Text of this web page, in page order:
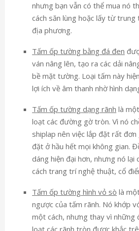
nhưng bạn vẫn có thể mua nó
cách săn lùng hoặc lấy từ
địa phương.
Tấm ốp tường bằng đá đen
ván nâng lên, tạo ra các dải
bề mặt tường. Loại tấm này
lợi ích về âm thanh nhờ hình
Tấm ốp tường dạng rãnh là
loạt các đường gờ tròn. Vì nó
shiplap nên việc lắp đặt rất đơn
đặt ở hầu hết mọi không gian.
dáng hiện đại hơn, nhưng nó lại
cách trang trí nghệ thuật, cổ
Tấm ốp tường hình vỏ sò là
ngược của tấm rãnh. Nó khớp
một cách, nhưng thay vì